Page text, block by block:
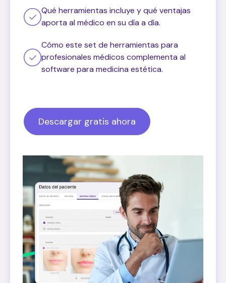
Qué herramientas incluye y qué ventajas
aporta al médico en su día a día.
Cómo este set de herramientas para
profesionales médicos complementa al
software para medicina estética.
Descargar gratis ahora